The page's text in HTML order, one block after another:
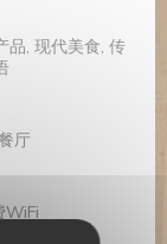
品, 现代美食, 传
厅
WiFi